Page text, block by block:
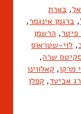
, בארת
, ברגמן אינגמר,
פיטר, הרשמן
, לוי-שטראוס
שרה,
מרקו, קאלווינו
אביעד, קפלן